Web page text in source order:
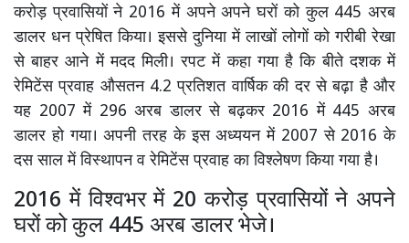
करोड़ प्रवासियों ने 2016 में अपने अपने घरों को कुल 445 अरब
डालर धन प्रेषित किया। इससे दुनिया में लाखों लोगों को गरीबी रेखा
से बाहर आने में मदद मिली। रपट में कहा गया है कि बीते दशक में
रेमिटेंस प्रवाह औसतन 4.2 प्रतिशत वार्षिक की दर से बढ़ा है और
यह 2007 में 296 अरब डालर से बढ़कर 2016 में 445 अरब
डालर हो गया। अपनी तरह के इस अध्ययन में 2007 से 2016 के
दस साल में विस्थापन व रेमिटेंस प्रवाह का विश्लेषण किया गया है।
2016 में विश्वभर में 20 करोड़ प्रवासियों ने अपने
घरों को कुल 445 अरब डालर भेजे।